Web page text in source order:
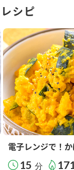
シピ
電子レンジで！
15 分